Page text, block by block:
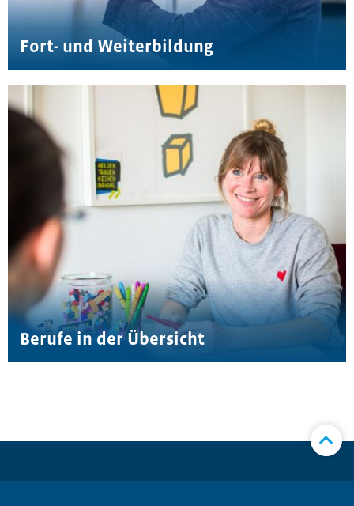
Fort- und Weiterbildung
Berufe in der Übersicht